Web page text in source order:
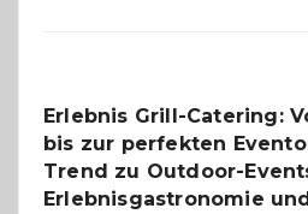
Erlebnis Grill-Catering:
bis zur perfekten
Trend zu Outdoor-
Erlebnisgastronomie